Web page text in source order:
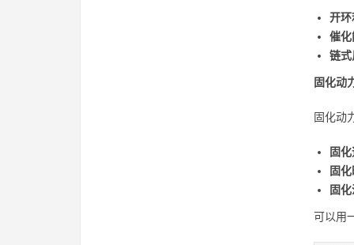
开环
催化
链式
固化动
固化动
固
固
固
可以用